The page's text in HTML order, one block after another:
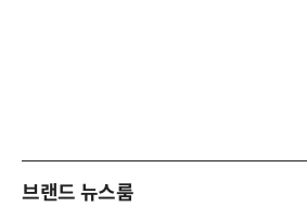
브랜드 뉴스룸